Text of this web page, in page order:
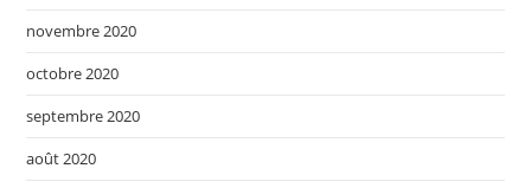
novembre 2020
octobre 2020
septembre 2020
août 2020